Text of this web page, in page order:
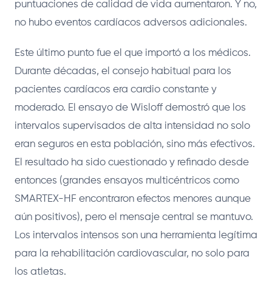
puntuaciones de calidad de vida aumentaron. Y no,
no hubo eventos cardíacos adversos adicionales.
Este último punto fue el que importó a los médicos.
Durante décadas, el consejo habitual para los
pacientes cardíacos era cardio constante y
moderado. El ensayo de Wisloff demostró que los
intervalos supervisados de alta intensidad no solo
eran seguros en esta población, sino más efectivos.
El resultado ha sido cuestionado y refinado desde
entonces (grandes ensayos multicéntricos como
SMARTEX-HF encontraron efectos menores aunque
aún positivos), pero el mensaje central se mantuvo.
Los intervalos intensos son una herramienta legítima
para la rehabilitación cardiovascular, no solo para
los atletas.